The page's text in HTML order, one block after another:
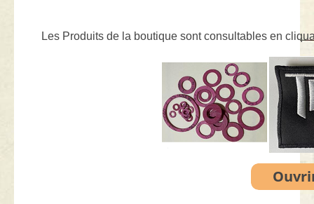
Les Produits de la boutique sont consultables en